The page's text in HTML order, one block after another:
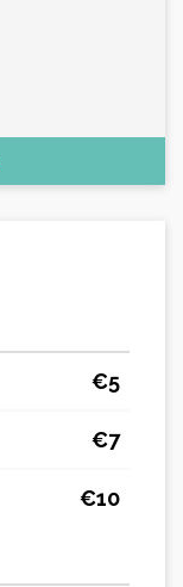
€5
€7
€10